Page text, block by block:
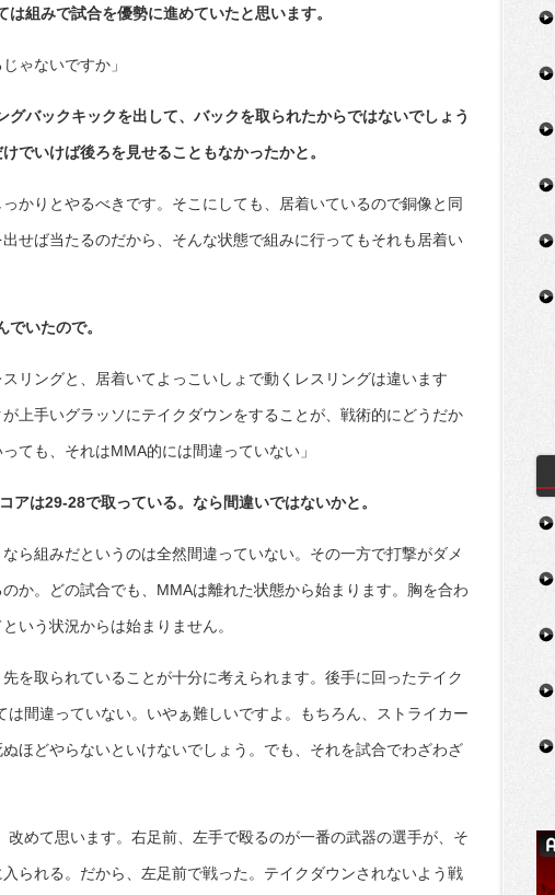
組みで試合を優勢に進めていたと思います。
ゃないですか」
バックキックを出して、バックを取られたからではないでしょう
でいけば後ろを見せることもなかったかと。
っかりとやるべきです。そこにしても、居着いているので銅像と同
せば当たるのだから、そんな状態で組みに行ってもそれも居着い
いたので。
スリングと、居着いてよっこいしょで動くレスリングは違います
上手いグラッソにテイクダウンをすることが、戦術的にどうだか
ても、それはMMA的には間違っていない」
アは29-28で取っている。なら間違いではないかと。
なら組みだというのは全然間違っていない。その一方で打撃がダメ
か。どの試合でも、MMAは離れた状態から始まります。胸を合わ
いう状況からは始まりません。
を取られていることが十分に考えられます。後手に回ったテイク
間違っていない。いやぁ難しいですよ。もちろん、ストライカー
ほどやらないといけないでしょう。でも、それを試合でわざわざ
改めて思います。右足前、左手で殴るのが一番の武器の選手が、そ
られる。だから、左足前で戦った。テイクダウンされないよう戦